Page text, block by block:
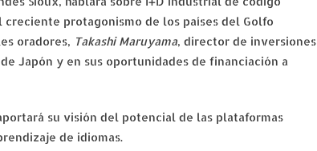
protagonismo de los países del Golfo
oradores, Takashi Maruyama, director de inversiones
Japón y en sus oportunidades de financiación a
su visión del potencial de las plataformas
de idiomas.